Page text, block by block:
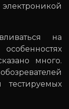
на
много.